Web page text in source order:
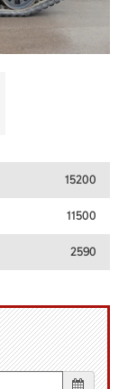
15200
11500
2590